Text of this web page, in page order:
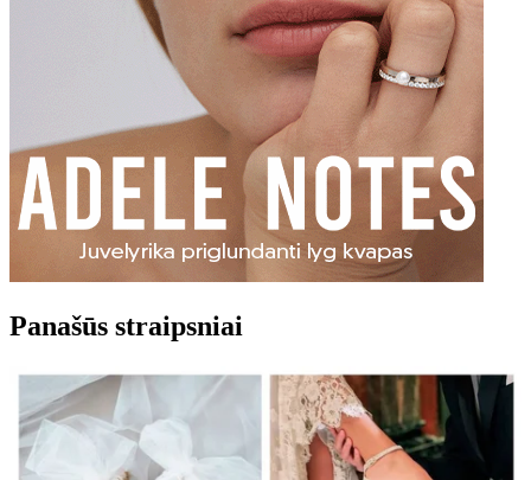
Panašūs straipsniai